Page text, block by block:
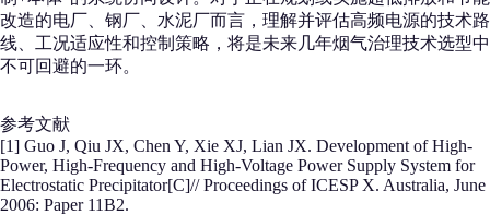
改造的电厂、钢厂、水泥厂而言，理解并评估高频电源的技术路
线、工况适应性和控制策略，将是未来几年烟气治理技术选型中
不可回避的一环。
参考文献
[1] Guo J, Qiu JX, Chen Y, Xie XJ, Lian JX. Development of High-
Power, High-Frequency and High-Voltage Power Supply System for
Electrostatic Precipitator[C]// Proceedings of ICESP X. Australia, June
2006: Paper 11B2.